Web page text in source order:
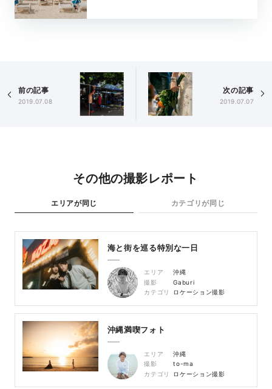
前の記事
2019.07.08
次の記事
2019.07.07
その他の撮影レポート
エリアが同じ カテゴリが同じ
海と街を巡る特別な一日
エリア
沖縄
撮影
Gaburi
カテゴリ
ロケーション撮影
沖縄満喫フォト
エリア
沖縄
撮影
to-ma
カテゴリ
ロケーション撮影